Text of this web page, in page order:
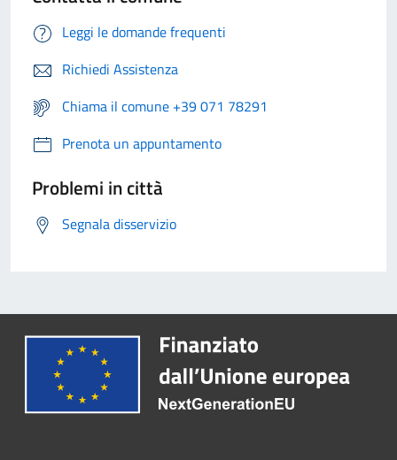
Leggi le domande frequenti
Richiedi Assistenza
Chiama il comune +39 071 78291
Prenota un appuntamento
Problemi in città
Segnala disservizio